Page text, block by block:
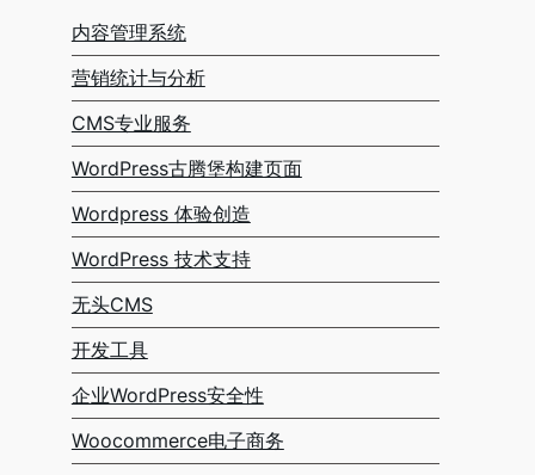
内容管理系统
营销统计与分析
CMS专业服务
WordPress古腾堡构建页面
Wordpress 体验创造
WordPress 技术支持
无头CMS
开发工具
企业WordPress安全性
Woocommerce电子商务